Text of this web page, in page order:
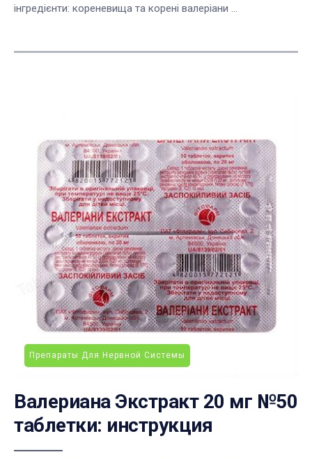
інгредієнти: кореневища та корені валеріани ...
Препараты Для Нервной Системы
Валериана Экстракт 20 мг №50
таблетки: инструкция